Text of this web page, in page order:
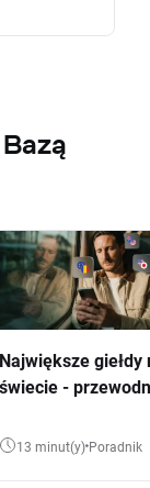
Największe giełdy
świecie -
13 minut(y) Poradnik